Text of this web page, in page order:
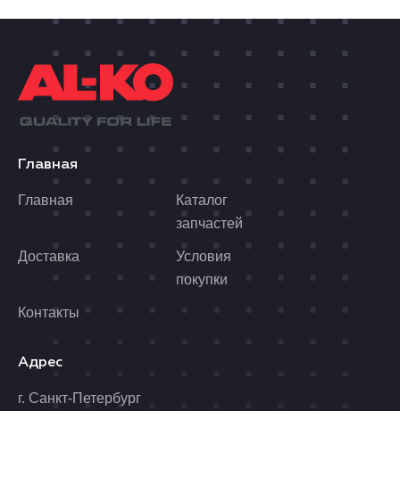
Главная
Главная
Каталог
запчастей
Доставка
Условия
покупки
Контакты
Адрес
г. Санкт-Петербург